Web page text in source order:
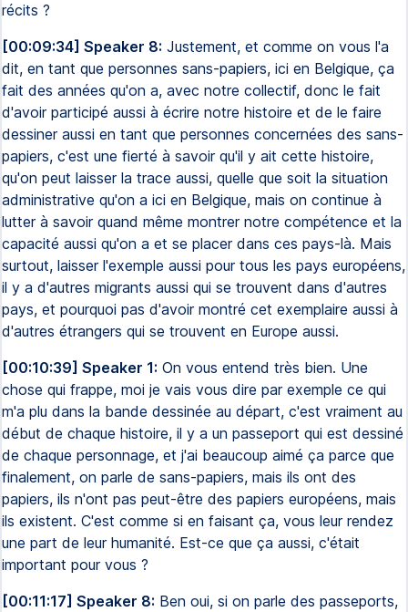
récits ?
[00:09:34] Speaker 8: Justement, et comme on vous l'a
dit, en tant que personnes sans-papiers, ici en Belgique, ça
fait des années qu'on a, avec notre collectif, donc le fait
d'avoir participé aussi à écrire notre histoire et de le faire
dessiner aussi en tant que personnes concernées des sans-
papiers, c'est une fierté à savoir qu'il y ait cette histoire,
qu'on peut laisser la trace aussi, quelle que soit la situation
administrative qu'on a ici en Belgique, mais on continue à
lutter à savoir quand même montrer notre compétence et la
capacité aussi qu'on a et se placer dans ces pays-là. Mais
surtout, laisser l'exemple aussi pour tous les pays européens,
il y a d'autres migrants aussi qui se trouvent dans d'autres
pays, et pourquoi pas d'avoir montré cet exemplaire aussi à
d'autres étrangers qui se trouvent en Europe aussi.
[00:10:39] Speaker 1: On vous entend très bien. Une
chose qui frappe, moi je vais vous dire par exemple ce qui
m'a plu dans la bande dessinée au départ, c'est vraiment au
début de chaque histoire, il y a un passeport qui est dessiné
de chaque personnage, et j'ai beaucoup aimé ça parce que
finalement, on parle de sans-papiers, mais ils ont des
papiers, ils n'ont pas peut-être des papiers européens, mais
ils existent. C'est comme si en faisant ça, vous leur rendez
une part de leur humanité. Est-ce que ça aussi, c'était
important pour vous ?
[00:11:17] Speaker 8: Ben oui, si on parle des passeports,